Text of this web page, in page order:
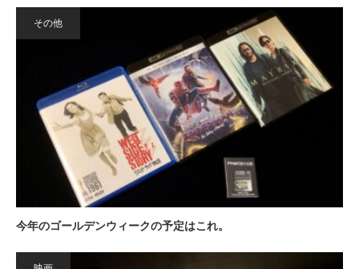
その他
今年のゴールデンウィークの予定はこれ。